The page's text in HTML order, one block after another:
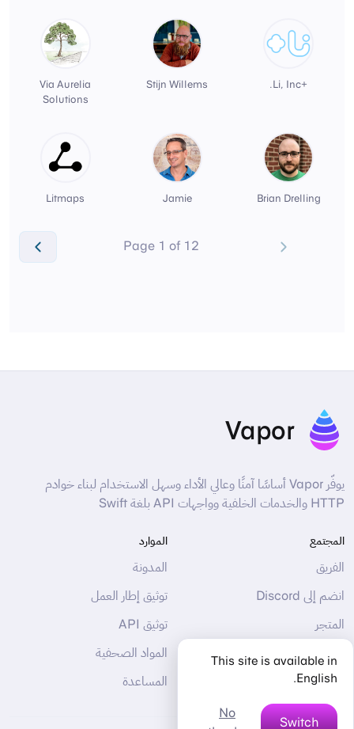
+Li, Inc.
Stijn Willems
Via Aurelia
Solutions
Brian Drelling
Jamie
Litmaps
Page 1 of 12
Vapor
يوفّر Vapor أساسًا آمنًا وعالي الأداء وسهل الاستخدام لبناء خوادم
HTTP والخدمات الخلفية وواجهات API بلغة Swift
المجتمع
الفريق
انضم إلى Discord
المتجر
معرض الأعمال
الداعمون
الموارد
المدونة
توثيق إطار العمل
توثيق API
المواد الصحفية
المساعدة
This site is available in
English.
Switch
No